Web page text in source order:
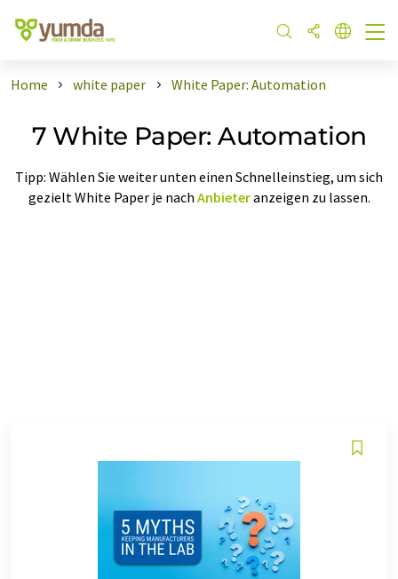
Home white paper White Paper: Automation
7 White Paper: Automation
Tipp: Wählen Sie weiter unten einen Schnelleinstieg, um sich
gezielt White Paper je nach Anbieteranzeigen zu lassen.